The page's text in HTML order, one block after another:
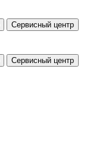
Сервисный центр
Сервисный центр